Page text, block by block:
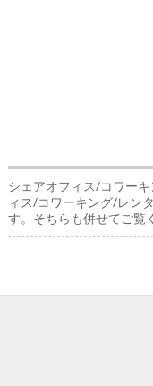
シェアオフィス/コワー
ィス/コワーキング/レン
す。そちらも併せてご覧